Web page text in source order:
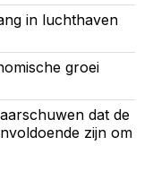
in luchthaven
groei
dat de
zijn om